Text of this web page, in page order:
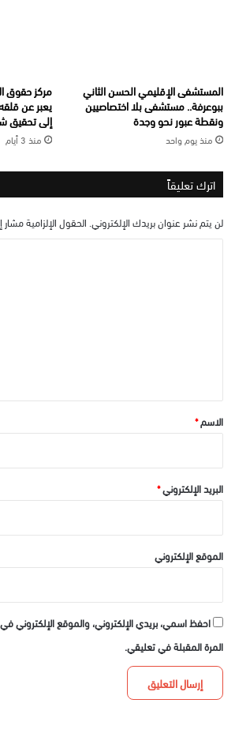
المستشفى الإقليمي الحسن الثاني
ببوعرفة.. مستشفى بلا اختصاصيين
ونقطة عبور نحو وجدة
منذ يوم واحد
مركز حقوق
يعبر عن
إلى تحقيق
منذ 3 أيام
اترك تعليقاً
لن يتم نشر عنوان بريدك الإلكتروني. الحقول الإلزامية مشار
*الاسم*
البريد الإلكتروني*
الموقع الإلكتروني
احفظ اسمي، بريدي الإلكتروني، والموقع الإلكتروني
المرة المقبلة في تعليقي.